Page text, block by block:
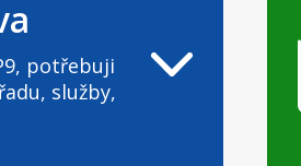
potřebuji
služby,